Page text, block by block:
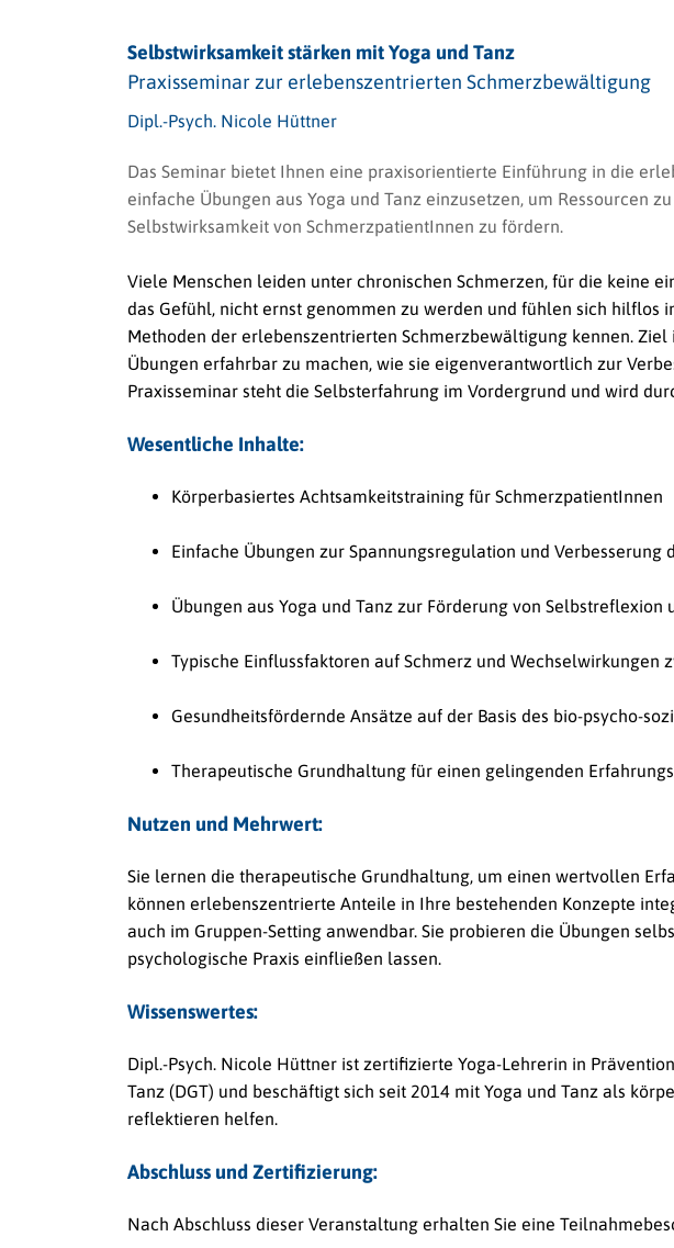
Selbstwirksamkeit stärken mit Yoga und Tanz
Praxisseminar zur erlebenszentrierten Schmerzbewältigung
Dipl.-Psych. Nicole Hüttner
Das Seminar bietet Ihnen eine praxisorientierte Einführung in die
einfache Übungen aus Yoga und Tanz einzusetzen, um Ressourcen
Selbstwirksamkeit von SchmerzpatientInnen zu fördern.
Viele Menschen leiden unter chronischen Schmerzen, für die keine
das Gefühl, nicht ernst genommen zu werden und fühlen sich hilflos
Methoden der erlebenszentrierten Schmerzbewältigung kennen.
Übungen erfahrbar zu machen, wie sie eigenverantwortlich zur
Praxisseminar steht die Selbsterfahrung im Vordergrund und wird
Wesentliche Inhalte:
Körperbasiertes Achtsamkeitstraining für SchmerzpatientInnen
Einfache Übungen zur Spannungsregulation und Verbesserung
Übungen aus Yoga und Tanz zur Förderung von Selbstreflexion
Typische Einflussfaktoren auf Schmerz und Wechselwirkungen
Gesundheitsfördernde Ansätze auf der Basis des bio-psycho-
Therapeutische Grundhaltung für einen gelingenden
Nutzen und Mehrwert:
Sie lernen die therapeutische Grundhaltung, um einen wertvollen
können erlebenszentrierte Anteile in Ihre bestehenden Konzepte
auch im Gruppen-Setting anwendbar. Sie probieren die Übungen
psychologische Praxis einfließen lassen.
Wissenswertes:
Dipl.-Psych. Nicole Hüttner ist zertifizierte Yoga-Lehrerin in
Tanz (DGT) und beschäftigt sich seit 2014 mit Yoga und Tanz als
reflektieren helfen.
Abschluss und Zertifizierung:
Nach Abschluss dieser Veranstaltung erhalten Sie eine